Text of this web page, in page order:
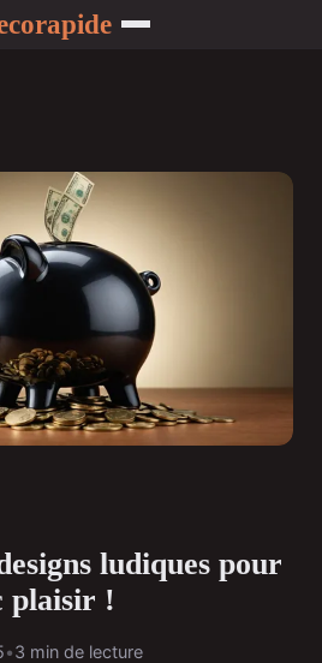
ludiques pour
plaisir !
•3 min de lecture